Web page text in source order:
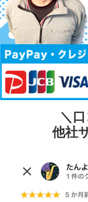
＼
他社